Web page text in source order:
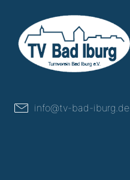
info@tv-bad-iburg.de